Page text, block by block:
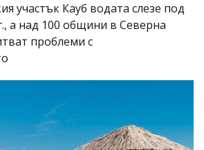
участък Кауб водата слезе под
а над 100 общини в Северна
проблеми с